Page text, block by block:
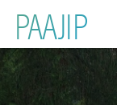
PAAJIP